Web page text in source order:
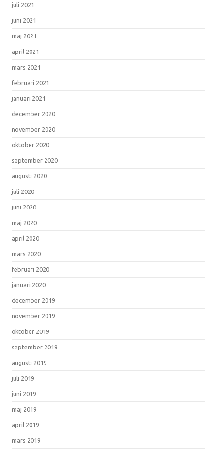
juli 2021
juni 2021
maj 2021
april 2021
mars 2021
februari 2021
januari 2021
december 2020
november 2020
oktober 2020
september 2020
augusti 2020
juli 2020
juni 2020
maj 2020
april 2020
mars 2020
februari 2020
januari 2020
december 2019
november 2019
oktober 2019
september 2019
augusti 2019
juli 2019
juni 2019
maj 2019
april 2019
mars 2019